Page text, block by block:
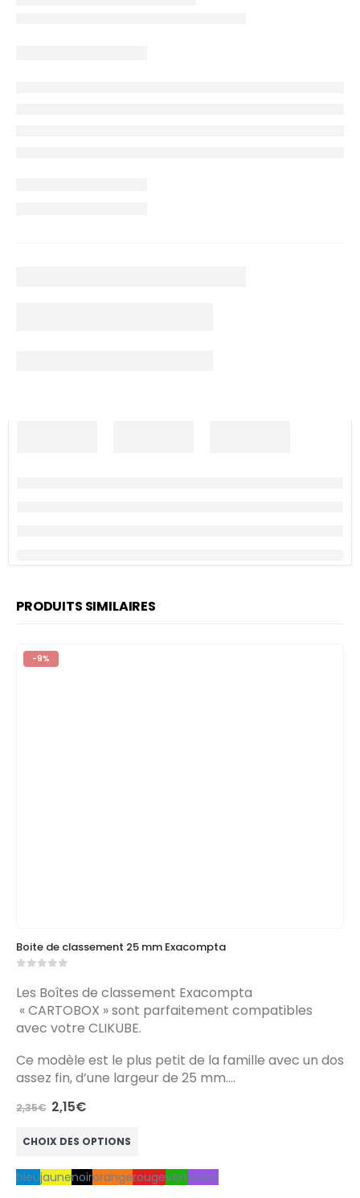
PRODUITS SIMILAIRES
-9%
Boite de classement 25 mm Exacompta
Les Boîtes de classement Exacompta
« CARTOBOX » sont parfaitement compatibles
avec votre CLIKUBE.
Ce modèle est le plus petit de la famille avec un dos
assez fin, d’une largeur de 25 mm….
2,35€ Le
prix
était :
2,15€Le
est :
CHOIX DES OPTIONS
bleujaunenoirorangerougevertviolet